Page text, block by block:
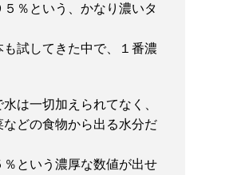
５％という、かなり濃いタ
も試してきた中で、１番濃
は一切加えられてなく、
などの食物から出る水分だ
％という濃厚な数値が出せ